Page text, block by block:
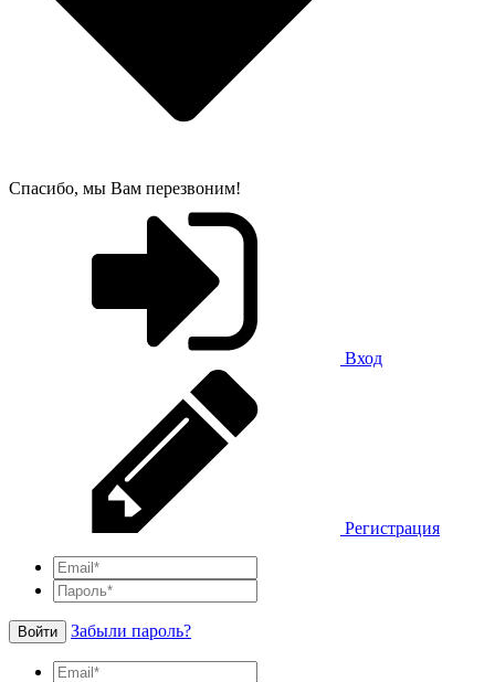
Спасибо, мы Вам перезвоним!
Вход
Регистрация
Войти Забыли пароль?